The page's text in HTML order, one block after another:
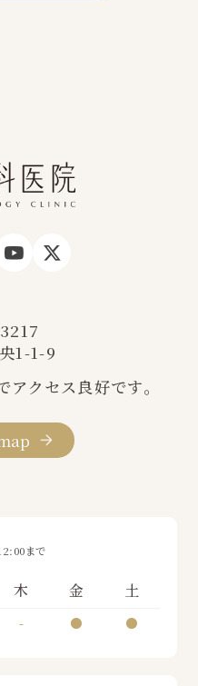
1-1-9
アクセス良好です。
まで
木 金 土
- ● ●